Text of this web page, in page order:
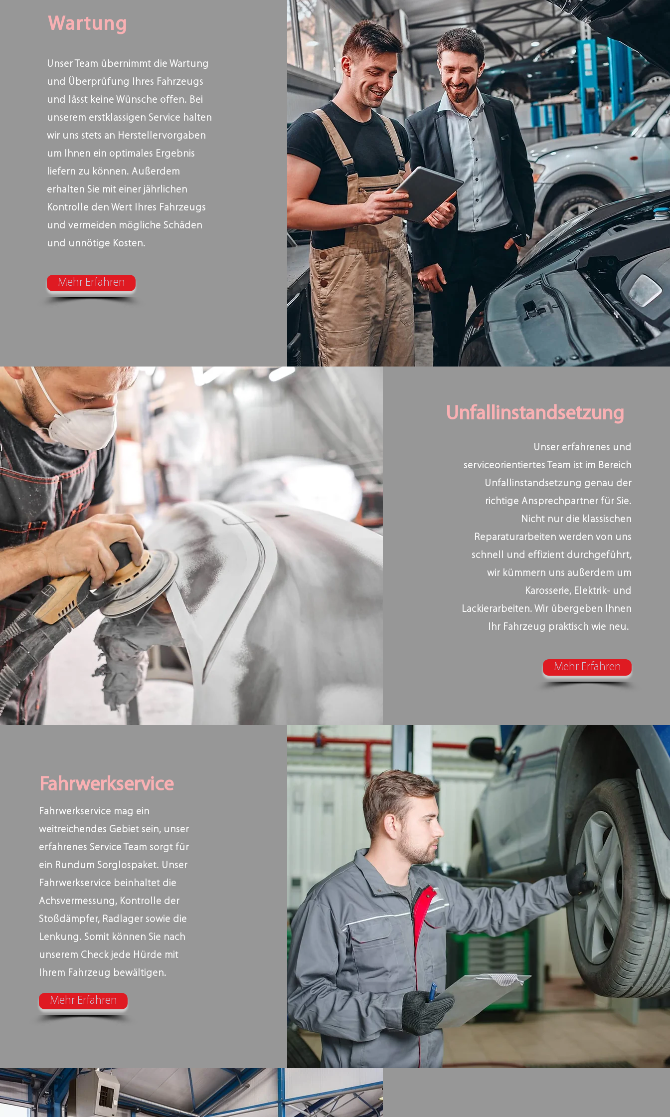
Wartung
Unser Team übernimmt die Wartung
und Überprüfung Ihres Fahrzeugs
und lässt keine Wünsche offen. Bei
unserem erstklassigen Service halten
wir uns stets an Herstellervorgaben
um Ihnen ein optimales Ergebnis
liefern zu können. Außerdem
erhalten Sie mit einer jährlichen
Kontrolle den Wert Ihres Fahrzeugs
und vermeiden mögliche Schäden
und unnötige Kosten.
Mehr Erfahren
Unfallinstandsetzung
Unser erfahrenes und
serviceorientiertes Team ist im Bereich
Unfallinstandsetzung genau der
richtige Ansprechpartner für Sie.
Nicht nur die klassischen
Reparaturarbeiten werden von uns
schnell und effizient durchgeführt,
wir kümmern uns außerdem um
Karosserie, Elektrik- und
Lackierarbeiten. Wir übergeben Ihnen
Ihr Fahrzeug praktisch wie neu.
Mehr Erfahren
Fahrwerkservice
Fahrwerkservice mag ein
weitreichendes Gebiet sein, unser
erfahrenes Service Team sorgt für
ein Rundum Sorglospaket. Unser
Fahrwerkservice beinhaltet die
Achsvermessung, Kontrolle der
Stoßdämpfer, Radlager sowie die
Lenkung. Somit können Sie nach
unserem Check jede Hürde mit
Ihrem Fahrzeug bewältigen.
Mehr Erfahren